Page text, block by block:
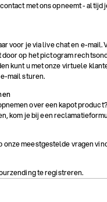
met ons opneemt - altijd
voor je via live chat en e-mail.
door op het pictogram
kunt u met onze virtuele
mail sturen.
over een kapot
kom je bij een
onze meestgestelde vragen
te registreren.